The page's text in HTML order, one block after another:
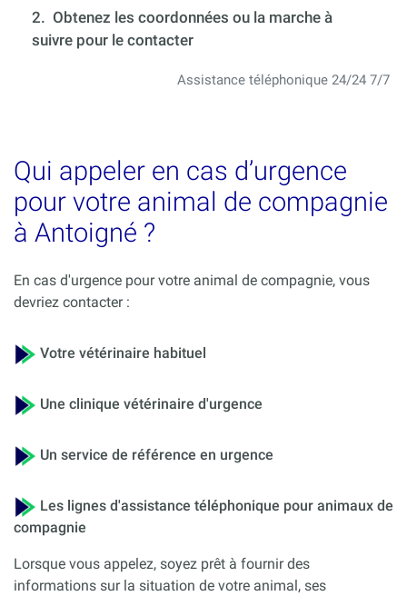
2. Obtenez les coordonnées ou la marche à
suivre pour le contacter
Assistance téléphonique 24/24 7/7
Qui appeler en cas d’urgence
pour votre animal de compagnie
à Antoigné ?
En cas d'urgence pour votre animal de compagnie, vous
devriez contacter :
Votre vétérinaire habituel
Une clinique vétérinaire d'urgence
Un service de référence en urgence
Les lignes d'assistance téléphonique pour animaux de
compagnie
Lorsque vous appelez, soyez prêt à fournir des
informations sur la situation de votre animal, ses